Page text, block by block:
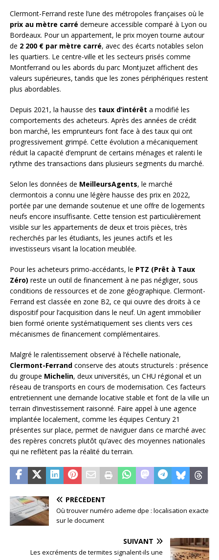
Clermont-Ferrand reste l’une des métropoles françaises où le
prix au mètre carré demeure accessible comparé à Lyon ou
Bordeaux. Pour un appartement, le prix moyen tourne autour
de 2 200 € par mètre carré, avec des écarts notables selon
les quartiers. Le centre-ville et les secteurs prisés comme
Montferrand ou les abords du parc Montjuzet affichent des
valeurs supérieures, tandis que les zones périphériques restent
plus abordables.
Depuis 2021, la hausse des taux d’intérêt a modifié les
comportements des acheteurs. Après des années de crédit
bon marché, les emprunteurs font face à des taux qui ont
progressivement grimpé. Cette évolution a mécaniquement
réduit la capacité d’emprunt de certains ménages et ralenti le
rythme des transactions dans plusieurs segments du marché.
Selon les données de MeilleursAgents, le marché
clermontois a connu une légère hausse des prix en 2022,
portée par une demande soutenue et une offre de logements
neufs encore insuffisante. Cette tension est particulièrement
visible sur les appartements de deux et trois pièces, très
recherchés par les étudiants, les jeunes actifs et les
investisseurs visant la location meublée.
Pour les acheteurs primo-accédants, le PTZ (Prêt à Taux
Zéro) reste un outil de financement à ne pas négliger, sous
conditions de ressources et de zone géographique. Clermont-
Ferrand est classée en zone B2, ce qui ouvre des droits à ce
dispositif pour l’acquisition dans le neuf. Un agent immobilier
bien formé oriente systématiquement ses clients vers ces
mécanismes de financement complémentaires.
Malgré le ralentissement observé à l’échelle nationale,
Clermont-Ferrand conserve des atouts structurels : présence
du groupe Michelin, deux universités, un CHU régional et un
réseau de transports en cours de modernisation. Ces facteurs
entretiennent une demande locative stable et font de la ville un
terrain d’investissement raisonné. Faire appel à une agence
implantée localement, comme les équipes Century 21
présentes sur place, permet de naviguer dans ce marché avec
des repères concrets plutôt qu’avec des moyennes nationales
qui ne reflètent pas la réalité du terrain.
PRÉCÉDENT
Où trouver numéro ademe dpe : localisation exacte
sur le document
SUIVANT
Les excréments de termites signalent-ils une